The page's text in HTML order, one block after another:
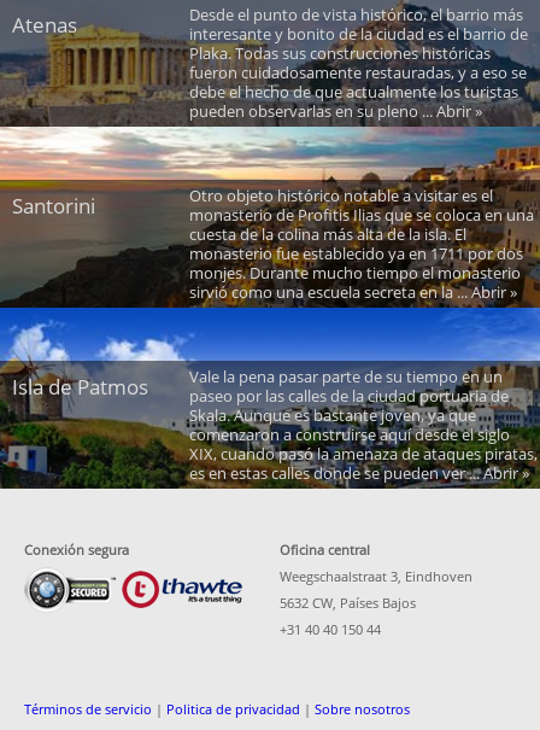
Atenas
Desde el punto de vista histórico, el barrio más
interesante y bonito de la ciudad es el barrio de
Plaka. Todas sus construcciones históricas
fueron cuidadosamente restauradas, y a eso se
debe el hecho de que actualmente los turistas
pueden observarlas en su pleno ... Abrir »
Santorini
Otro objeto histórico notable a visitar es el
monasterio de Profitis Ilias que se coloca en una
cuesta de la colina más alta de la isla. El
monasterio fue establecido ya en 1711 por dos
monjes. Durante mucho tiempo el monasterio
sirvió como una escuela secreta en la ... Abrir »
Isla de Patmos
Vale la pena pasar parte de su tiempo en un
paseo por las calles de la ciudad portuaria de
Skala. Aunque es bastante joven, ya que
comenzaron a construirse aquí desde el siglo
XIX, cuando pasó la amenaza de ataques piratas,
es en estas calles donde se pueden ver ... Abrir »
Conexión segura
Oficina central
Weegschaalstraat 3, Eindhoven
5632 CW, Países Bajos
+31 40 40 150 44
Términos de servicio | Politica de privacidad | Sobre nosotros